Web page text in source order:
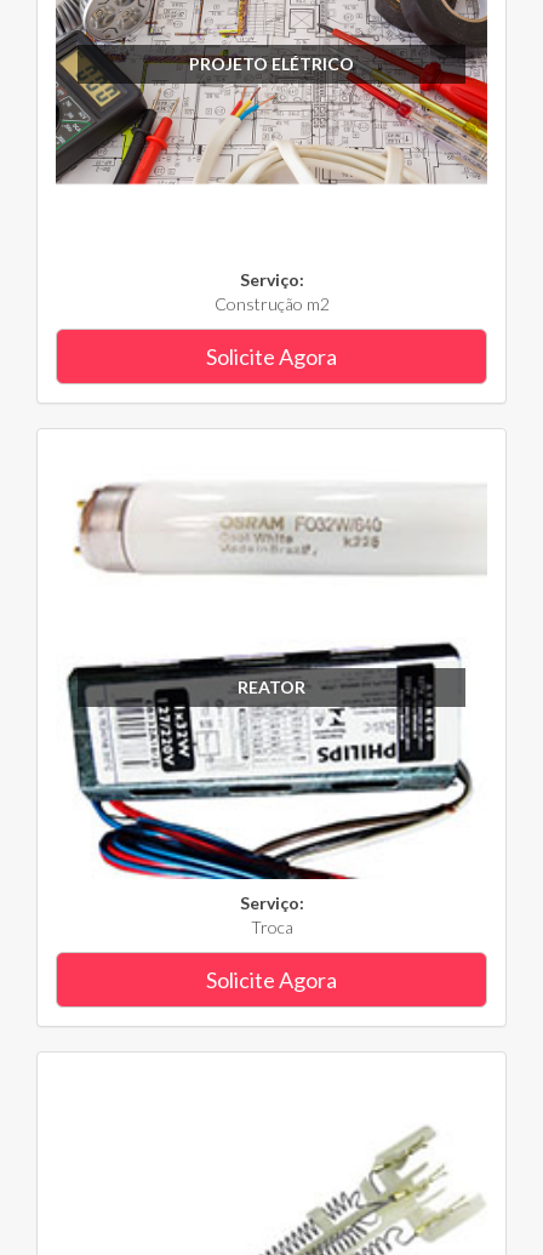
PROJETO ELÉTRICO
Serviço:
Construção m2
Solicite Agora
REATOR
Serviço:
Troca
Solicite Agora